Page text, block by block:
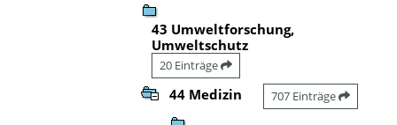
43 Umweltforschung,
Umweltschutz
20 Einträge
44 Medizin 707 Einträge